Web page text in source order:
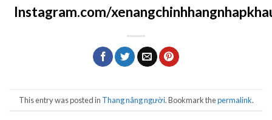
Instagram.com/
This entry was posted in Thang nâng người. Bookmark thepermalink.